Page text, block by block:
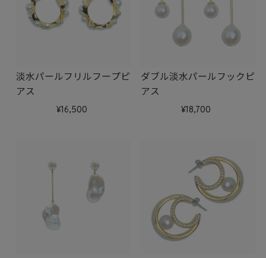
淡水パールフリルフープピ
アス
16,500
ダブル淡水パールフックピ
アス
18,700